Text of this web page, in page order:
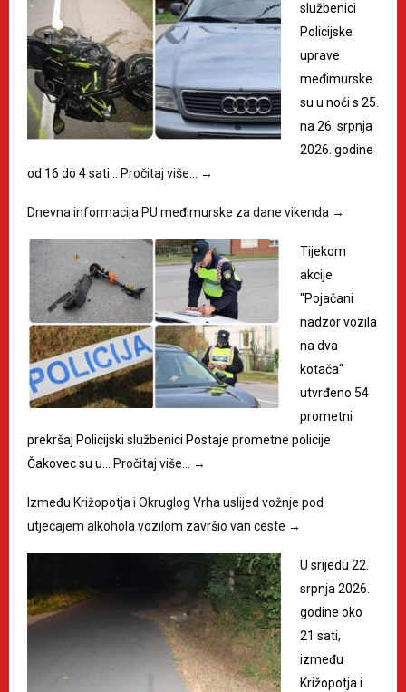
službenici
Policijske
uprave
međimurske
su u noći s 25.
na 26. srpnja
2026. godine
od 16 do 4 sati… Pročitaj više… →
Dnevna informacija PU međimurske za dane vikenda →
Tijekom
akcije
"Pojačani
nadzor vozila
na dva
kotača“
utvrđeno 54
prometni
prekršaj Policijski službenici Postaje prometne policije
Čakovec su u… Pročitaj više… →
Između Križopotja i Okruglog Vrha uslijed vožnje pod
utjecajem alkohola vozilom završio van ceste →
U srijedu 22.
srpnja 2026.
godine oko
21 sati,
između
Križopotja i